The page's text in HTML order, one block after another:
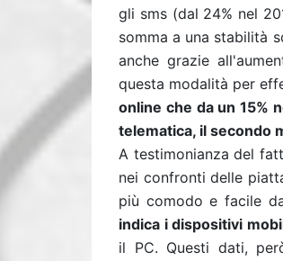
gli sms (dal 24% nel
somma a una stabilità
anche grazie
questa modalità per
online che da un 15%
telematica, il secondo
A testimonianza del
nei confronti delle
più comodo e facile
indica i dispositivi
il PC. Questi dati,